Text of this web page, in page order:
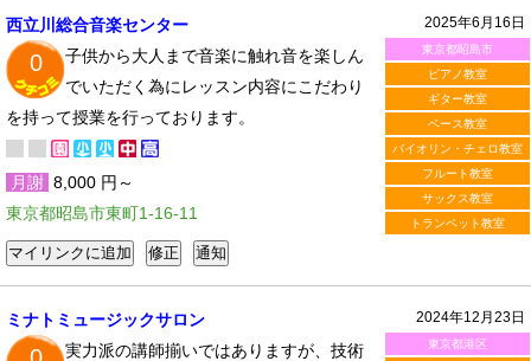
2025年6月16日
東京都昭島市
ピアノ教室
ギター教室
ベース教室
バイオリン・チェロ教室
フルート教室
サックス教室
トランペット教室
西立川総合音楽センター
0
子供から大人まで音楽に触れ音を楽しん
でいただく為にレッスン内容にこだわり
を持って授業を行っております。
月謝 8,000 円～
東京都昭島市東町1-16-11
2024年12月23日
東京都港区
ミナトミュージックサロン
実力派の講師揃いではありますが、技術